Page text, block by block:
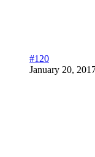
#120
January 20,